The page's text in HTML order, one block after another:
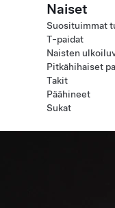
Naiset
Suosituimmat
T-paidat
Naisten
Pitkähihaiset
Takit
Päähineet
Sukat